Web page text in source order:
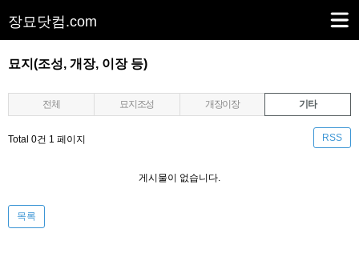
장묘닷컴.com
묘지(조성, 개장, 이장 등)
전체 묘지조성 개장이장 기타
Total 0건 1 페이지 RSS
게시물이 없습니다.
목록